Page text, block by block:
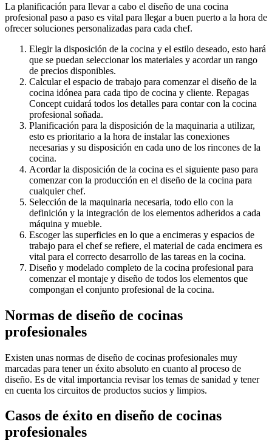
La planificación para llevar a cabo el diseño de una cocina
profesional paso a paso es vital para llegar a buen puerto a la hora de
ofrecer soluciones personalizadas para cada chef.
Elegir la disposición de la cocina y el estilo deseado, esto hará
que se puedan seleccionar los materiales y acordar un rango
de precios disponibles.
Calcular el espacio de trabajo para comenzar el diseño de la
cocina idónea para cada tipo de cocina y cliente. Repagas
Concept cuidará todos los detalles para contar con la cocina
profesional soñada.
Planificación para la disposición de la maquinaria a utilizar,
esto es prioritario a la hora de instalar las conexiones
necesarias y su disposición en cada uno de los rincones de la
cocina.
Acordar la disposición de la cocina es el siguiente paso para
comenzar con la producción en el diseño de la cocina para
cualquier chef.
Selección de la maquinaria necesaria, todo ello con la
definición y la integración de los elementos adheridos a cada
máquina y mueble.
Escoger las superficies en lo que a encimeras y espacios de
trabajo para el chef se refiere, el material de cada encimera es
vital para el correcto desarrollo de las tareas en la cocina.
Diseño y modelado completo de la cocina profesional para
comenzar el montaje y diseño de todos los elementos que
compongan el conjunto profesional de la cocina.
Normas de diseño de cocinas
profesionales
Existen unas normas de diseño de cocinas profesionales muy
marcadas para tener un éxito absoluto en cuanto al proceso de
diseño. Es de vital importancia revisar los temas de sanidad y tener
en cuenta los circuitos de productos sucios y limpios.
Casos de éxito en diseño de cocinas
profesionales